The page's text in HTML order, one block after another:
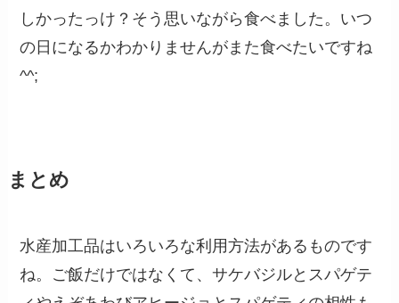
しかったっけ？そう思いながら食べました。いつ
の日になるかわかりませんがまた食べたいですね
^^;
まとめ
水産加工品はいろいろな利用方法があるものです
ね。ご飯だけではなくて、サケバジルとスパゲテ